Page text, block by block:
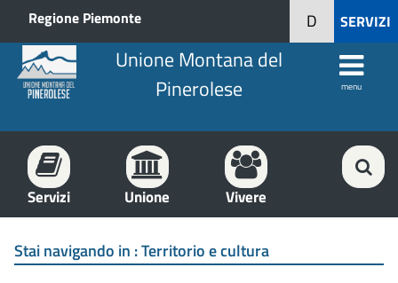
Regione Piemonte SERVIZI
D
Unione Montana del
Pinerolese
menu
Servizi Unione Vivere
Stai navigando in :Territorio e cultura